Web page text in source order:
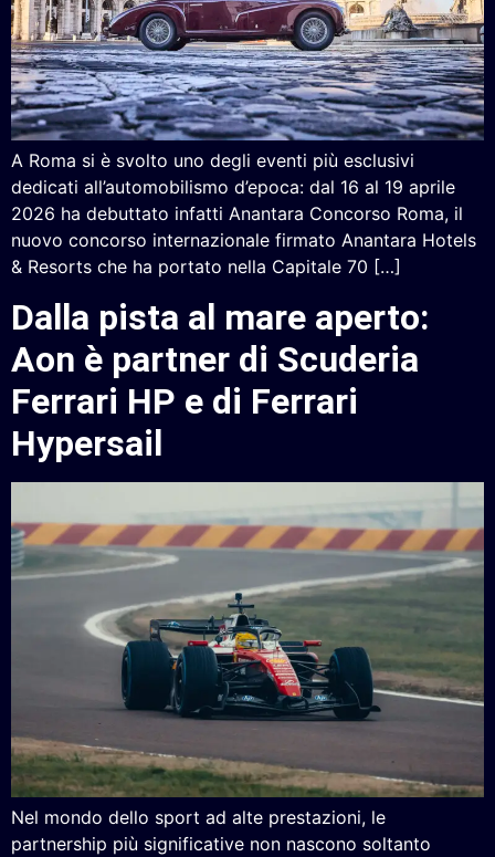
A Roma si è svolto uno degli eventi più esclusivi
dedicati all’automobilismo d’epoca: dal 16 al 19 aprile
2026 ha debuttato infatti Anantara Concorso Roma, il
nuovo concorso internazionale firmato Anantara Hotels
& Resorts che ha portato nella Capitale 70 […]
Dalla pista al mare aperto:
Aon è partner di Scuderia
Ferrari HP e di Ferrari
Hypersail
Nel mondo dello sport ad alte prestazioni, le
partnership più significative non nascono soltanto